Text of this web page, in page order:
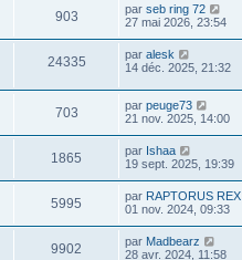
903 par seb ring 72
27 mai 2026, 23:54
24335 par alesk
14 déc. 2025, 21:32
703 par peuge73
21 nov. 2025, 14:00
1865 par Ishaa
19 sept. 2025, 19:39
5995 par RAPTORUS REX
01 nov. 2024, 09:33
9902 par Madbearz
28 avr. 2024, 11:58